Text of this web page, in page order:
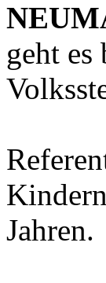
geht
Jahren.